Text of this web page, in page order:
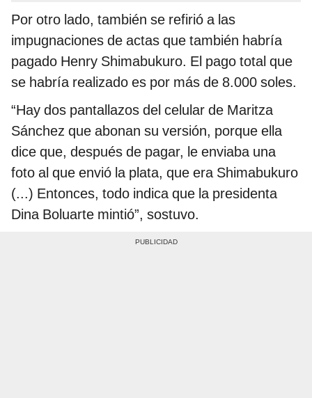
Por otro lado, también se refirió a las
impugnaciones de actas que también habría
pagado Henry Shimabukuro. El pago total que
se habría realizado es por más de 8.000 soles.
“Hay dos pantallazos del celular de Maritza
Sánchez que abonan su versión, porque ella
dice que, después de pagar, le enviaba una
foto al que envió la plata, que era Shimabukuro
(...) Entonces, todo indica que la presidenta
Dina Boluarte mintió”, sostuvo.